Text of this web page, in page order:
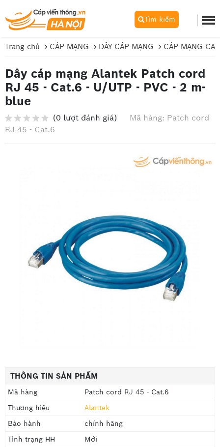
Tìm kiếm
Trang chủ CÁP MẠNG DÂY CÁP MẠNG CÁP MẠNG
Dây cáp mạng Alantek Patch cord
RJ 45 - Cat.6 - U/UTP - PVC - 2 m-
blue
(0 lượt đánh giá) Mã hàng: Patch cord
RJ 45 - Cat.6
THÔNG TIN SẢN PHẨM
Mã hàng
Patch cord RJ 45 - Cat.6
Thương hiệu
Alantek
Bảo hành
chính hãng
Tình trạng HH
Mới